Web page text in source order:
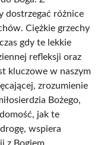
dostrzegać różnice
Ciężkie grzechy
gdy te lekkie
refleksji oraz
kluczowe w naszym
zrozumienie
Bożego,
jak te
wspiera